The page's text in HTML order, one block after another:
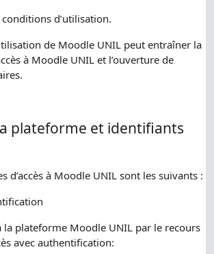
d’utilisation.
de Moodle UNIL peut entraîner la
à Moodle UNIL et l’ouverture de
plateforme et identifiants
d’accès à Moodle UNIL sont les suivants :
la plateforme Moodle UNIL par le recours
avec authentification: